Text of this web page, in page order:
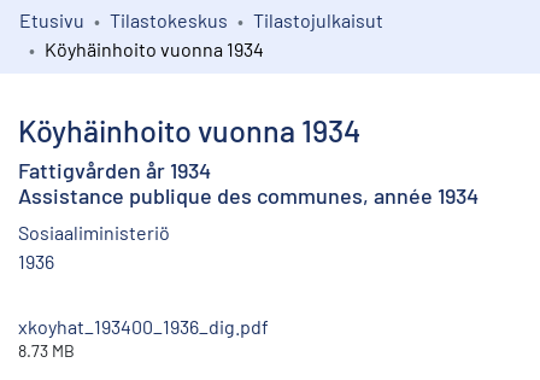
Kokoelmat
Etusivu Tilastokeskus
Tilastojulkaisut
Köyhäinhoito vuonna 1934
Köyhäinhoito vuonna 1934
Fattigvården år 1934
Assistance publique des communes, année 1934
Sosiaaliministeriö
1936
xkoyhat_193400_1936_dig.pdf
8.73 MB